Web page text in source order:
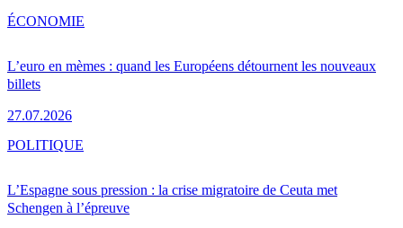
L’euro en mèmes : quand les Européens détournent les nouveaux
billets
27.07.2026
ÉCONOMIE
L’Espagne sous pression : la crise migratoire de Ceuta met
Schengen à l’épreuve
POLITIQUE